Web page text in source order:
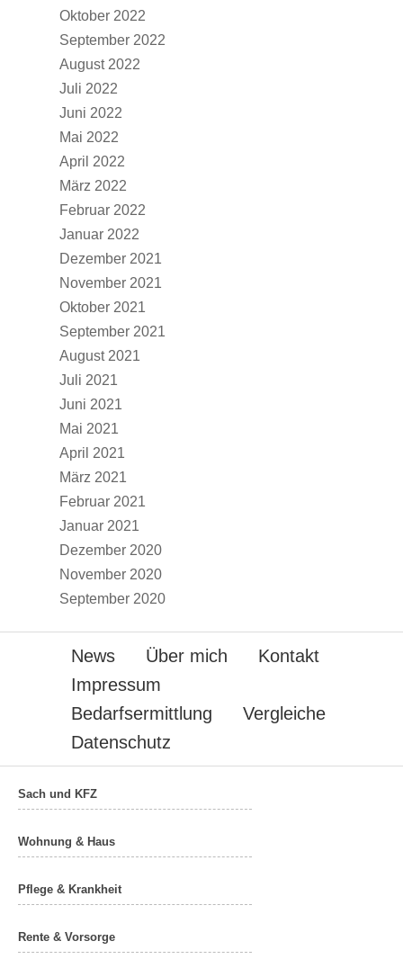
Oktober 2022
September 2022
August 2022
Juli 2022
Juni 2022
Mai 2022
April 2022
März 2022
Februar 2022
Januar 2022
Dezember 2021
November 2021
Oktober 2021
September 2021
August 2021
Juli 2021
Juni 2021
Mai 2021
April 2021
März 2021
Februar 2021
Januar 2021
Dezember 2020
November 2020
September 2020
News Über mich
Kontakt
Impressum
Bedarfsermittlung
Vergleiche
Datenschutz
Sach und KFZ
Wohnung & Haus
Pflege & Krankheit
Rente & Vorsorge